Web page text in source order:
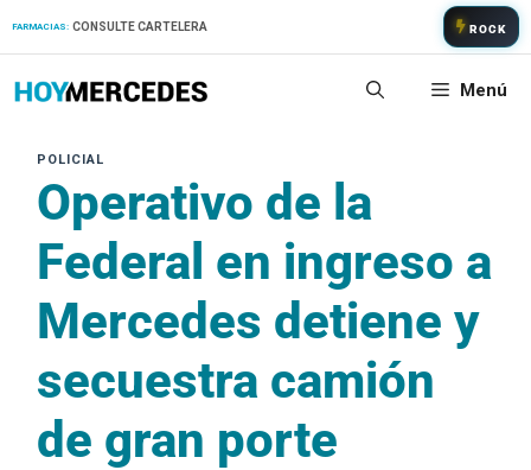
FARMACIAS: CONSULTE CARTELERA ROCK
Menú
Operativo de la
Federal en ingreso a
Mercedes detiene y
secuestra camión
de gran porte